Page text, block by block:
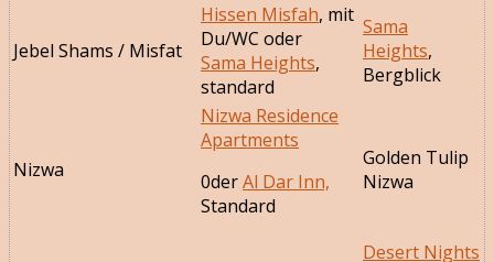
Jebel Shams / Misfat
Hissen Misfah, mit
Du/WC oder
Sama Heights,
standard
Sama
Heights,
Bergblick
Nizwa
Nizwa Residence
Apartments
0derAl Dar Inn,
Standard
Golden Tulip
Nizwa
Desert Nights